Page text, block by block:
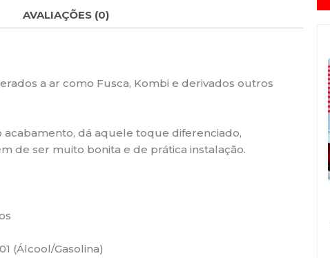
AVALIAÇÕES (0)
a ar como Fusca, Kombi e derivados outros
dá aquele toque diferenciado,
de ser muito bonita e de prática instalação.
(Álcool/Gasolina)